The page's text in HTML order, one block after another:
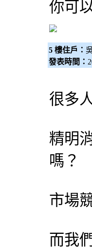
你可
5 樓住戶：
發表時間：
很多
精明
嗎？
市場
而我